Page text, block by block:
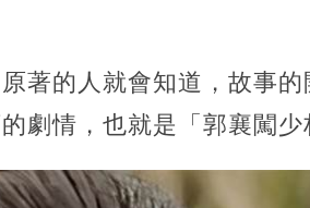
著的人就會知道，故事
劇情，也就是「郭襄闖少